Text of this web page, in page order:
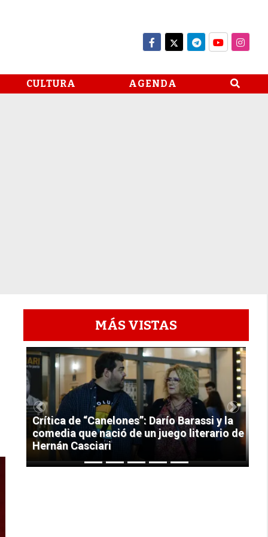
CULTURA AGENDA
MÁS VISTAS
1
Crítica de “Canelones”: Darío Barassi y la
comedia que nació de un juego literario de
Hernán Casciari
Previous Next